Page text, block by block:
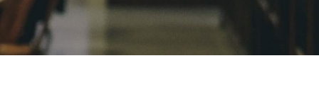
الأنظمة الذكية